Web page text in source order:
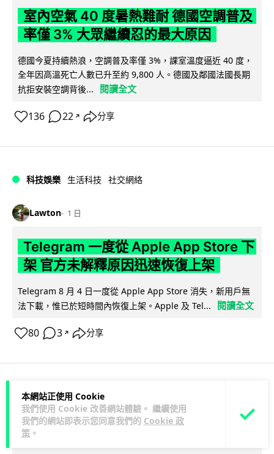
本網站正使用 Cookie
我們使用 Cookie 改善網站體驗。 繼續使用
我們的網站即表示您同意我們的 Cookie 政
策 。
室內空氣 40 度暑熱難耐 德國空調普及
率僅 3% 大眾繼續忍的最大原因
德國今夏持續熱浪，空調普及率僅 3%，課室溫度逼近 40 度，
全年因高溫死亡人數已升至約 9,800 人。德國及鄰國法國長期
抗拒安裝空調背後...
閱讀全文
136 22 ↗ 分享
科技娛樂 生活科技 社交網絡
Lawton 1 日
Telegram 一度從 Apple App Store 下
架 官方未解釋原因迅速恢復上架
Telegram 8 月 4 日一度從 Apple App Store 消失，新用戶無
法下載，惟已於短時間內恢復上架。Apple 及 Tel...
閱讀全文
80 3 ↗ 分享
科技娛樂 生活娛樂
Lawton